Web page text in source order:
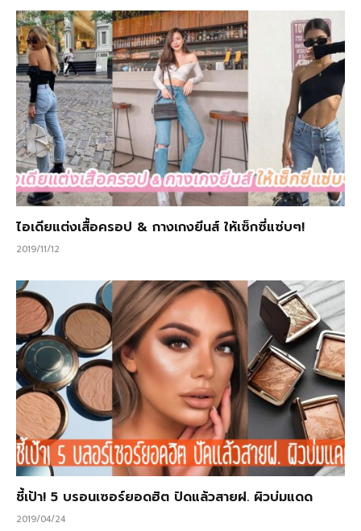
ไอเดียแต่งเสื้อครอป & กางเกงยีนส์ ให้เซ็กซี่แซ่บๆ!
2019/11/12
ชี้เป้า! 5 บรอนเซอร์ยอดฮิต ปัดแล้วสายฝ. ผิวบ่มแดด
2019/04/24